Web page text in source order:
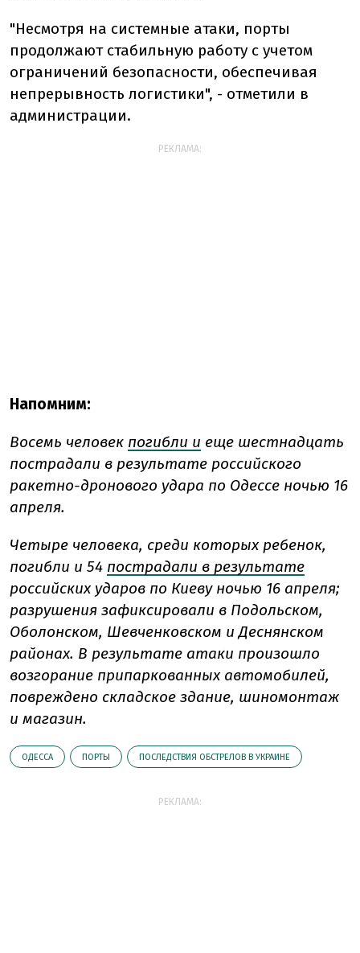
"Несмотря на системные атаки, порты
продолжают стабильную работу с учетом
ограничений безопасности, обеспечивая
непрерывность логистики", - отметили в
администрации.
РЕКЛАМА:
Напомним:
Восемь человек погибли и еще шестнадцать
пострадали в результате российского
ракетно-дронового удара по Одессе ночью 16
апреля.
Четыре человека, среди которых ребенок,
погибли и 54 пострадали в результате
российских ударов по Киеву ночью 16 апреля;
разрушения зафиксировали в Подольском,
Оболонском, Шевченковском и Деснянском
районах. В результате атаки произошло
возгорание припаркованных автомобилей,
повреждено складское здание, шиномонтаж
и магазин.
ОДЕССА ПОРТЫ ПОСЛЕДСТВИЯ ОБСТРЕЛОВ В УКРАИНЕ
РЕКЛАМА: